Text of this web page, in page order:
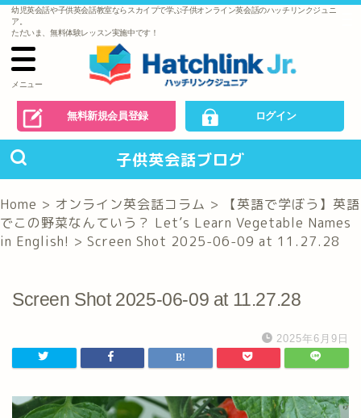
幼児英会話や子供英会話教室ならスカイプで学ぶ子供オンライン英会話のハッチリンクジュニ
ア。
ただいま、無料体験レッスン実施中です！
メニュー
無料新規会員登録 ログイン
子供英会話ブログ
Home > オンライン英会話コラム >
【英語で学ぼう】英語
でこの野菜なんていう？ Let’s Learn Vegetable Names
in English! > Screen Shot 2025-06-09 at 11.27.28
Screen Shot 2025-06-09 at 11.27.28
2025年6月9日